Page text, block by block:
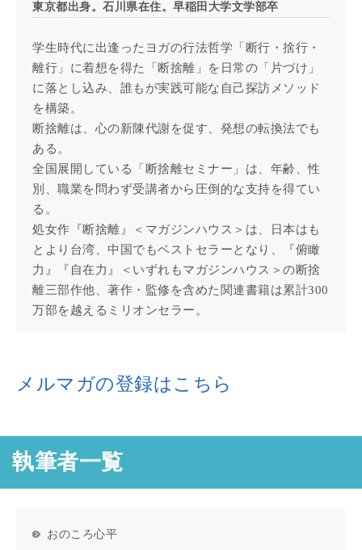
東京都出身。石川県在住。早稲田大学文学部卒
学生時代に出逢ったヨガの行法哲学「断行・捨行・
離行」に着想を得た「断捨離」を日常の「片づけ」
に落とし込み、誰もが実践可能な自己探訪メソッド
を構築。
断捨離は、心の新陳代謝を促す、発想の転換法でも
ある。
全国展開している「断捨離セミナー」は、年齢、性
別、職業を問わず受講者から圧倒的な支持を得てい
る。
処女作『断捨離』＜マガジンハウス＞は、日本はも
とより台湾、中国でもベストセラーとなり、『俯瞰
力』『自在力』＜いずれもマガジンハウス＞の断捨
離三部作他、著作・監修を含めた関連書籍は累計300
万部を越えるミリオンセラー。
メルマガの登録はこちら
執筆者一覧
おのころ心平